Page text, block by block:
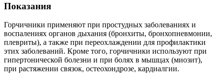
Показания
Горчичники применяют при простудных заболеваниях и
воспалениях органов дыхания (бронхиты, бронхопневмонии,
плевриты), а также при переохлаждении для профилактики
этих заболеваний. Кроме того, горчичники используют при
гипертонической болезни и при болях в мышцах (миозит),
при растяжении связок, остеохондрозе, кардиалгии.